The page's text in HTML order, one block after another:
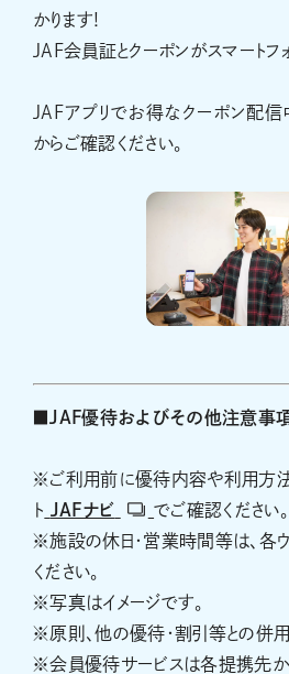
かります!
JAF会員証とクーポンがスマート
JAFアプリでお得なクーポン配
からご確認ください。
■JAF優待およびその他注意事
※ご利用前に優待内容や利用方法
ト
JAFナビ
でご確認ください。
※施設の休日・営業時間等は、各
ください。
※写真はイメージです。
※原則、他の優待・割引等との併用
※会員優待サービスは各提携先か